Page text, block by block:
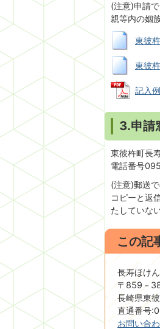
(注意)申請
親等内の姻
東彼
東彼
記入
3.申請
東彼杵町長
電話番号
(注意)郵送
コピーと返
たしていな
この記
長寿ほけ
〒859－
長崎県東
直通番号
お問い合